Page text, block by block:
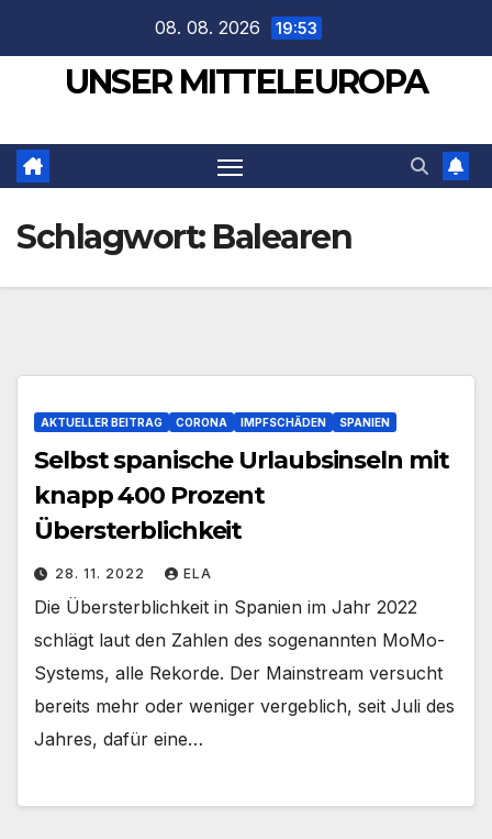
springen
08. 08. 2026 19:53
UNSER MITTELEUROPA
Schlagwort: Balearen
AKTUELLER BEITRAG CORONA IMPFSCHÄDEN SPANIEN
Selbst spanische Urlaubsinseln mit
knapp 400 Prozent
Übersterblichkeit
28. 11. 2022 ELA
Die Übersterblichkeit in Spanien im Jahr 2022
schlägt laut den Zahlen des sogenannten MoMo-
Systems, alle Rekorde. Der Mainstream versucht
bereits mehr oder weniger vergeblich, seit Juli des
Jahres, dafür eine…